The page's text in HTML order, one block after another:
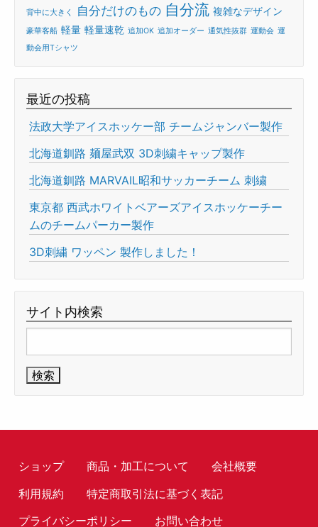
背中に大きく 自分だけのもの 自分流 複雑なデザイン
豪華客船 軽量 軽量速乾 追加OK 追加オーダー 通気性抜群 運動会 運
動会用Tシャツ
最近の投稿
法政大学アイスホッケー部 チームジャンバー製作
北海道釧路 麺屋武双 3D刺繍キャップ製作
北海道釧路 MARVAIL昭和サッカーチーム 刺繍
東京都 西武ホワイトベアーズアイスホッケーチー
ムのチームパーカー製作
3D刺繍 ワッペン 製作しました！
サイト内検索
索:
ショップ 商品・加工について
会社概要
利用規約
特定商取引法に基づく表記
プライバシーポリシー
お問い合わせ